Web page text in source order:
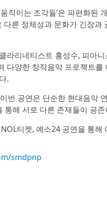
직이는 조각들’은 파편화
다른 정체성과 문화가 긴장
라리네티스트 홍성수, 피아
다양한 창작음악 프로젝트
.
번 공연은 단순한 현대음악
통해 서로 다른 존재들이 공
티켓, 예스24 공연을 통
smdpnp